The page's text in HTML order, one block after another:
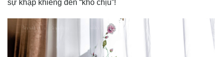
sự khập khiễng đến “khó chịu”!